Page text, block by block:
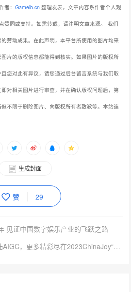
者：Gameib.cn 整理发表，文章内容系作者个人观
赞同或支持。如需转载，请注明文章来源。 我们
劳动成果。在此声明，本平台所使用的图片均来
片的版权信息都能得到核实。如果图片的版权所
您对此有异议，请您通过后台留言系统与我们取
对相关图片进行审查，并在确认版权问题后，第
不限于删除图片、向版权所有者致歉等。本站连
生成封面
赞 29
见证中国数字娱乐产业的飞跃之路
下一篇：游戏行业抢滩登陆AIGC，更多精彩尽在2023ChinaJoy“数字科技创新主题展区”！